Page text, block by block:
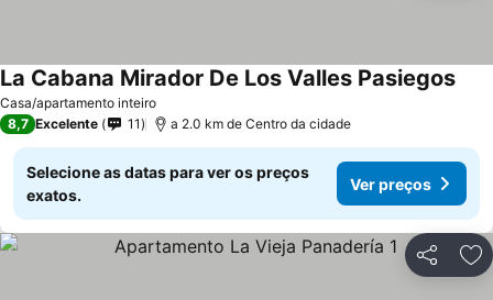
Casa/apartamento inteiro
La Cabana Mirador De Los Valles Pasiegos
8,7 Excelente 11 a 2.0 km de Centro da cidade
Selecione as datas para ver os preços
exatos.
Ver preços
Partilhar